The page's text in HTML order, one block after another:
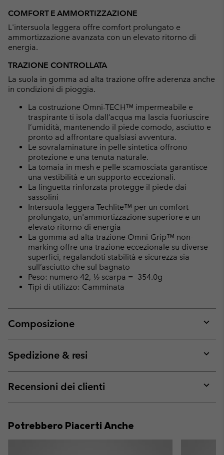
COMFORT E AMMORTIZZAZIONE
L'intersuola leggera offre comfort prolungato e
ammortizzazione avanzata con un elevato ritorno di
energia.
TRAZIONE CONTROLLATA
La suola in gomma ad alta trazione offre aderenza anche
in condizioni di pioggia.
La costruzione Omni-TECH™ impermeabile e
traspirante ti isola dall’acqua ma lascia fuoriuscire
l’umidità, mantenendo il piede comodo, asciutto e
pronto ad affrontare qualsiasi avventura.
Le sovralaminature in pelle sintetica offrono
protezione e una tenuta naturale.
La tomaia in mesh e pelle scamosciata garantisce
una vestibilità e un supporto eccezionali.
La linguetta rinforzata protegge il piede dai
sassolini
Intersuola leggera Techlite™ per un comfort
prolungato, un'ammortizzazione superiore e un
elevato ritorno di energia
La gomma ad alta trazione Omni-Grip™ non-
marking offre una trazione eccezionale su diverse
superfici, regalandoti stabilità e sicurezza sia
sull’asciutto che sul bagnato
Peso: numero 42, ½ scarpa = 354.0g
Tipi di utilizzo: Camminata
Composizione
or
Spedizione & resi
or
Recensioni dei clienti
or
Potrebbero Piacerti Anche